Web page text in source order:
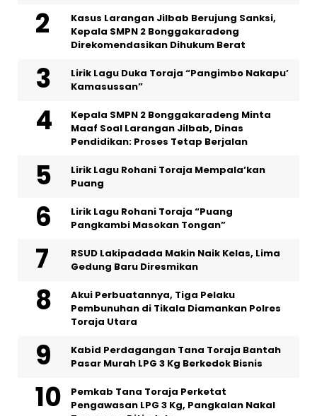
Kasus Larangan Jilbab Berujung Sanksi,
Kepala SMPN 2 Bonggakaradeng
Direkomendasikan Dihukum Berat
Lirik Lagu Duka Toraja “Pangimbo Nakapu’
Kamasussan”
Kepala SMPN 2 Bonggakaradeng Minta
Maaf Soal Larangan Jilbab, Dinas
Pendidikan: Proses Tetap Berjalan
Lirik Lagu Rohani Toraja Mempala’kan
Puang
Lirik Lagu Rohani Toraja “Puang
Pangkambi Masokan Tongan”
RSUD Lakipadada Makin Naik Kelas, Lima
Gedung Baru Diresmikan
Akui Perbuatannya, Tiga Pelaku
Pembunuhan di Tikala Diamankan Polres
Toraja Utara
Kabid Perdagangan Tana Toraja Bantah
Pasar Murah LPG 3 Kg Berkedok Bisnis
Pemkab Tana Toraja Perketat
Pengawasan LPG 3 Kg, Pangkalan Nakal